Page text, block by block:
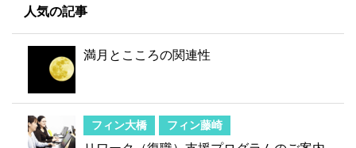
人気の記事
満月とこころの関連性
フィン大橋 フィン藤崎